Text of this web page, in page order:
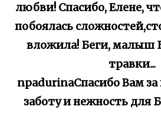
любви! Спасибо, Елене,
побоялась
вложила! Беги, малыш
травки...
npadurinaСпасибо Вам
заботу и нежность для